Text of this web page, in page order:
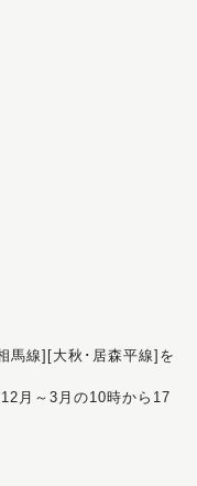
馬線][大秋･居森平線]を
月～3月の10時から17